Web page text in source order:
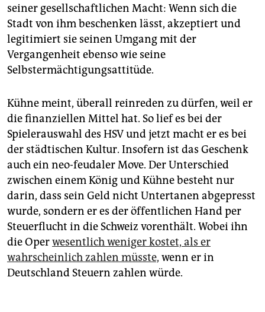
seiner gesellschaftlichen Macht: Wenn sich die
Stadt von ihm beschenken lässt, akzeptiert und
legitimiert sie seinen Umgang mit der
Vergangenheit ebenso wie seine
Selbstermächtigungsattitüde.
Kühne meint, überall reinreden zu dürfen, weil er
die finanziellen Mittel hat. So lief es bei der
Spielerauswahl des HSV und jetzt macht er es bei
der städtischen Kultur. Insofern ist das Geschenk
auch ein neo-feudaler Move. Der Unterschied
zwischen einem König und Kühne besteht nur
darin, dass sein Geld nicht Untertanen abgepresst
wurde, sondern er es der öffentlichen Hand per
Steuerflucht in die Schweiz vorenthält. Wobei ihn
die Operwesentlich weniger kostet, als er
wahrscheinlich zahlen müsste, wenn er in
Deutschland Steuern zahlen würde.